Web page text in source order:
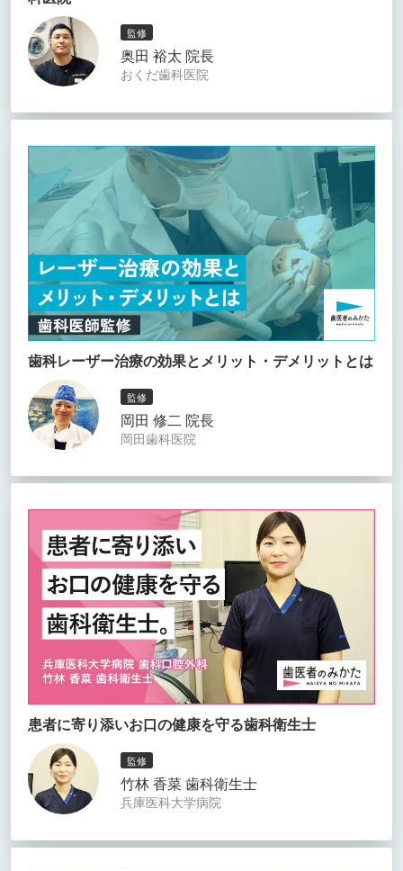
監修
奥田 裕太 院長
おくだ歯科医院
歯科レーザー治療の効果とメリット・デメリットとは
監修
岡田 修二 院長
岡田歯科医院
患者に寄り添いお口の健康を守る歯科衛生士
監修
竹林 香菜 歯科衛生士
兵庫医科大学病院